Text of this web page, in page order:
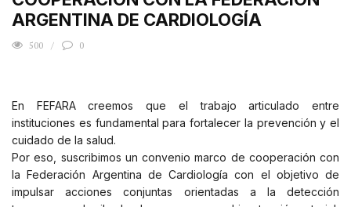
ARGENTINA DE CARDIOLOGÍA
500 0
En FEFARA creemos que el trabajo articulado entre
instituciones es fundamental para fortalecer la prevención y el
cuidado de la salud.
Por eso, suscribimos un convenio marco de cooperación con
la Federación Argentina de Cardiología con el objetivo de
impulsar acciones conjuntas orientadas a la detección